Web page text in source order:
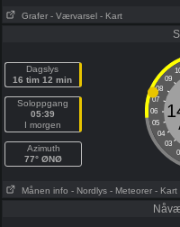
Grafer - Værvarsel - Kart
Dagslys
16 tim 12 min
Soloppgang
05:39
I morgen
Azimuth
77° ØNØ
09
08
07
06
05
04
03
Månen info - Nordlys - Meteorer - Kart